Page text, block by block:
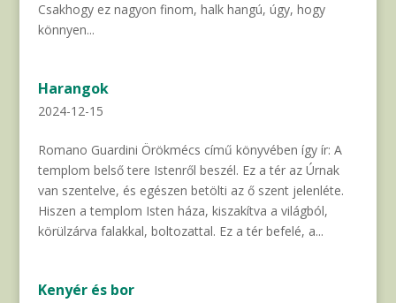
Csakhogy ez nagyon finom, halk hangú, úgy, hogy
könnyen...
Harangok
2024-12-15
Romano Guardini Örökmécs című könyvében így ír: A
templom belső tere Istenről beszél. Ez a tér az Úrnak
van szentelve, és egészen betölti az ő szent jelenléte.
Hiszen a templom Isten háza, kiszakítva a világból,
körülzárva falakkal, boltozattal. Ez a tér befelé, a...
Kenyér és bor